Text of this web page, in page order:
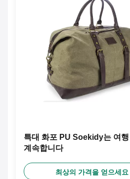
특대 화포 PU Soekidy는 여
계속합니다
최상의 가격을 얻으세요